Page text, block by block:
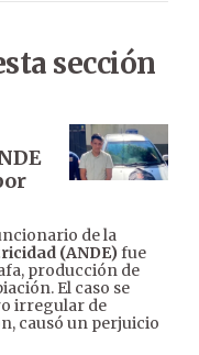
sección
de la
(ANDE)fue
producción de
El caso se
irregular de
causó un perjuicio